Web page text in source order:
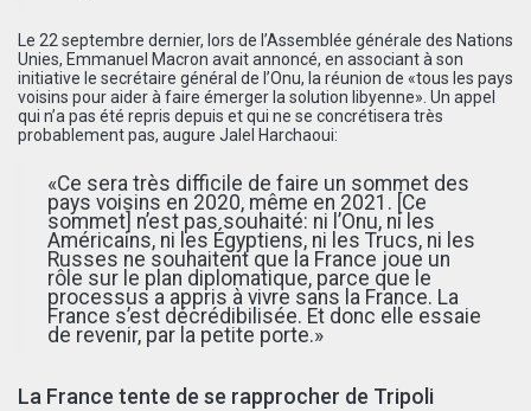
Le 22 septembre dernier, lors de l’Assemblée générale des Nations
Unies, Emmanuel Macron avait annoncé, en associant à son
initiative le secrétaire général de l’Onu, la réunion de «tous les pays
voisins pour aider à faire émerger la solution libyenne». Un appel
qui n’a pas été repris depuis et qui ne se concrétisera très
probablement pas, augure Jalel Harchaoui:
«Ce sera très difficile de faire un sommet des
pays voisins en 2020, même en 2021. [Ce
sommet] n’est pas souhaité: ni l’Onu, ni les
Américains, ni les Égyptiens, ni les Trucs, ni les
Russes ne souhaitent que la France joue un
rôle sur le plan diplomatique, parce que le
processus a appris à vivre sans la France. La
France s’est décrédibilisée. Et donc elle essaie
de revenir, par la petite porte.»
La France tente de se rapprocher de Tripoli